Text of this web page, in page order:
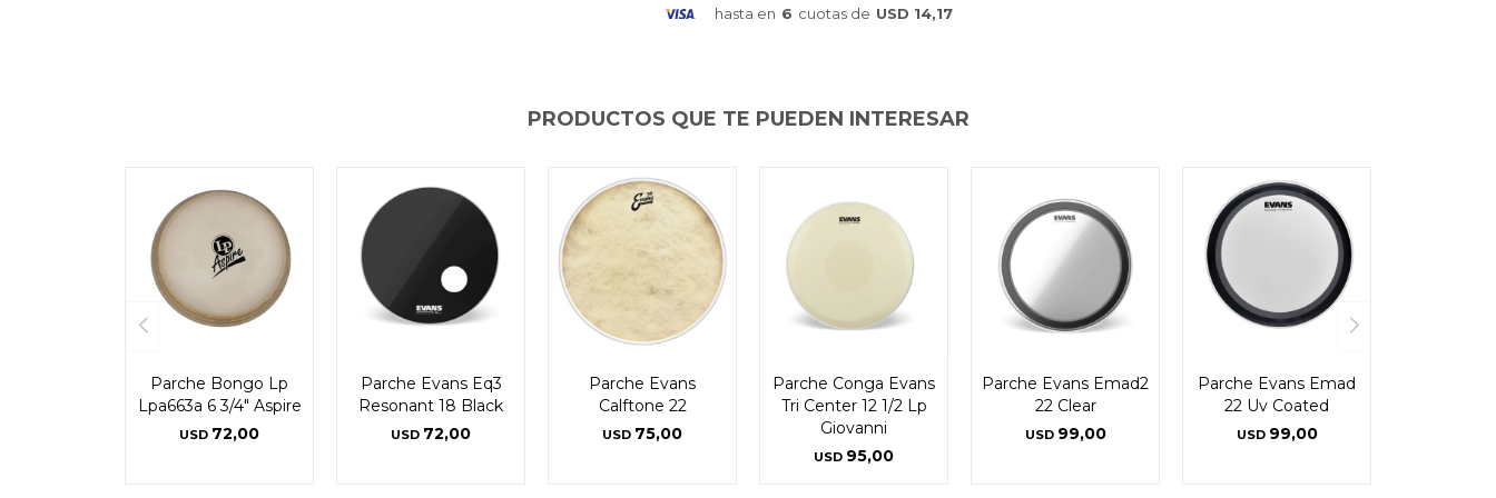
hasta en 6 cuotas de USD 14,17
PRODUCTOS QUE TE PUEDEN INTERESAR
Parche Bongo Lp
Lpa663a 6 3/4" Aspire
USD 72,00
Parche Evans Eq3
Resonant 18 Black
USD 72,00
Parche Evans
Calftone 22
USD 75,00
Parche Conga Evans
Tri Center 12 1/2 Lp
Giovanni
USD 95,00
Parche Evans Emad2
22 Clear
USD 99,00
Parche Evans Emad
22 Uv Coated
USD 99,00